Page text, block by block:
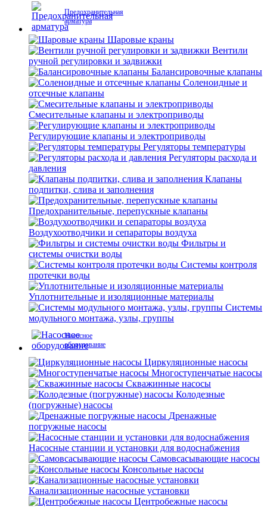
Предохранительная
арматура
Шаровые краны
Вентили
ручной регулировки и задвижки
Балансировочные клапаны
Соленоидные и
отсечные клапаны
Смесительные клапаны и электроприводы
Регулирующие клапаны и электроприводы
Регуляторы температуры
Регуляторы расхода и
давления
Клапаны
подпитки, слива и заполнения
Предохранительные, перепускные клапаны
Воздухоотводчики и сепараторы воздуха
Фильтры и
системы очистки воды
Системы контроля
протечки воды
Уплотнительные и изоляционные материалы
Системы
модульного монтажа, узлы, группы
Насосное
оборудование
Циркуляционные насосы
Многоступенчатые насосы
Скважинные насосы
Колодезные
(погружные) насосы
Дренажные
погружные насосы
Насосные станции и установки для водоснабжения
Самовсасывающие насосы
Консольные насосы
Канализационные насосные установки
Центробежные насосы